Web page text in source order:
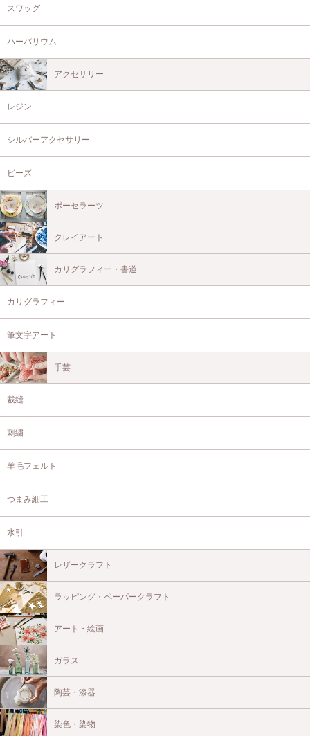
スワッグ
ハーバリウム
アクセサリー
レジン
シルバーアクセサリー
ビーズ
ポーセラーツ
クレイアート
カリグラフィー・書道
カリグラフィー
筆文字アート
手芸
裁縫
刺繍
羊毛フェルト
つまみ細工
水引
レザークラフト
ラッピング・ペーパークラフト
アート・絵画
ガラス
陶芸・漆器
染色・染物